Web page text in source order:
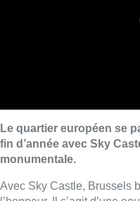
l’honneur. Il s’agit d’une
sonore et interactive,
Lire aussi :